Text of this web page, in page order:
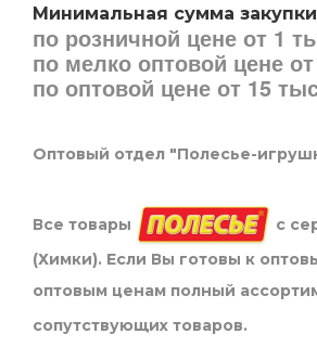
Минимальная сумма
по розничной цене от 1
по мелко оптовой цене
по оптовой цене от 15
Оптовый отдел "Полесье-
Все товары
с
(Химки). Если Вы готовы к
оптовым ценам полный
сопутствующих товаров.